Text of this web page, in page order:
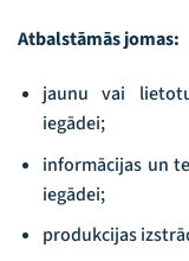
Atbalstāmās jomas:
jaunu vai
iegādei;
informācijas un
iegādei;
produkcijas